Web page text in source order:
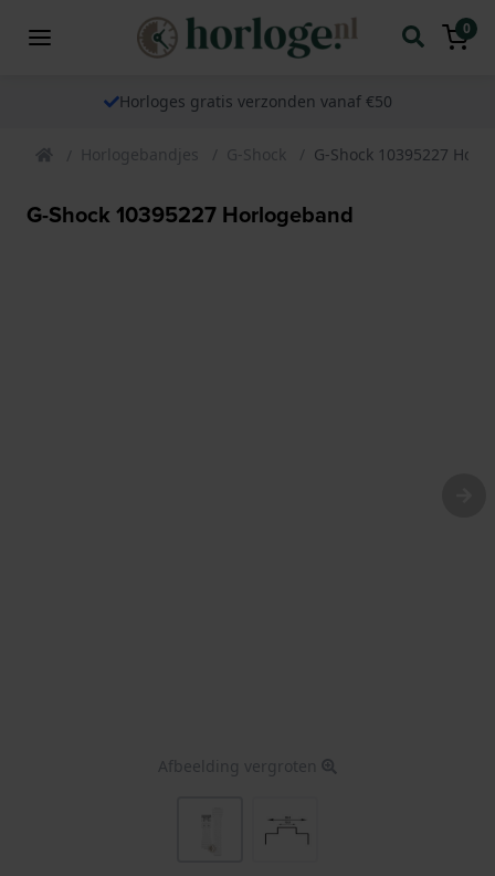
0
Horloges gratis verzonden vanaf €50
Horlogebandjes G-Shock G-Shock 10395227
G-Shock 10395227 Horlogeband
Afbeelding vergroten